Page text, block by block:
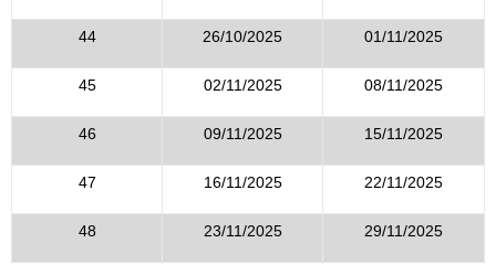
44 26/10/2025 01/11/2025
45 02/11/2025 08/11/2025
46 09/11/2025 15/11/2025
47 16/11/2025 22/11/2025
48 23/11/2025 29/11/2025